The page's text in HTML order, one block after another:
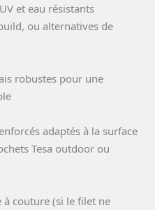
et eau résistants
ou alternatives de
robustes pour une
adaptés à la surface
Tesa outdoor ou
couture (si le filet ne